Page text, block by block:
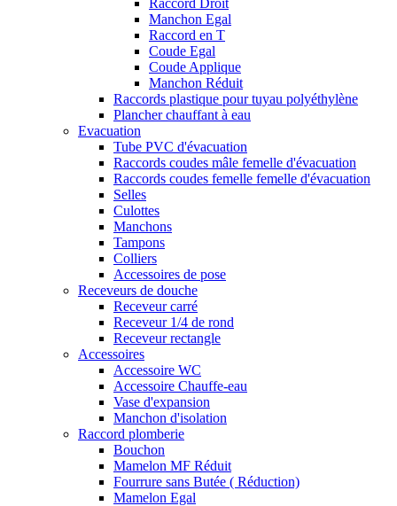
Raccord Droit
Manchon Egal
Raccord en T
Coude Egal
Coude Applique
Manchon Réduit
Raccords plastique pour tuyau polyéthylène
Plancher chauffant à eau
Evacuation
Tube PVC d'évacuation
Raccords coudes mâle femelle d'évacuation
Raccords coudes femelle femelle d'évacuation
Selles
Culottes
Manchons
Tampons
Colliers
Accessoires de pose
Receveurs de douche
Receveur carré
Receveur 1/4 de rond
Receveur rectangle
Accessoires
Accessoire WC
Accessoire Chauffe-eau
Vase d'expansion
Manchon d'isolation
Raccord plomberie
Bouchon
Mamelon MF Réduit
Fourrure sans Butée ( Réduction)
Mamelon Egal